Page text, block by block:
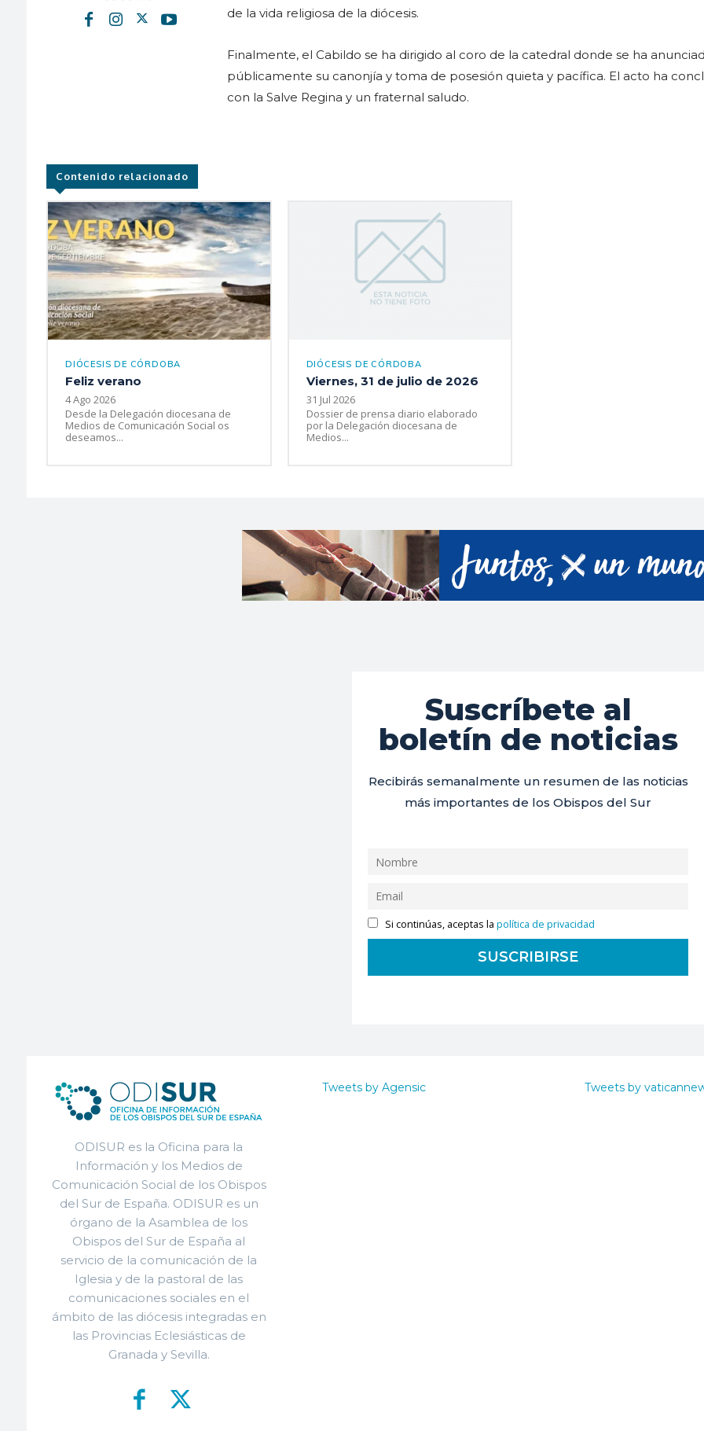
de la vida religiosa de la diócesis.
Finalmente, el Cabildo se ha dirigido al coro de la catedral donde se ha
públicamente su canonjía y toma de posesión quieta y pacífica. El acto ha
con la Salve Regina y un fraternal saludo.
Contenido relacionado
DIÓCESIS DE CÓRDOBA
Feliz verano
4 Ago 2026
Desde la Delegación diocesana de
Medios de Comunicación Social os
deseamos...
DIÓCESIS DE CÓRDOBA
Viernes, 31 de julio de 2026
31 Jul 2026
Dossier de prensa diario elaborado
por la Delegación diocesana de
Medios...
Suscríbete al
boletín de noticias
Recibirás semanalmente un resumen de las noticias
más importantes de los Obispos del Sur
Si continúas, aceptas lapolítica de privacidad
ODISUR es la Oficina para la
Información y los Medios de
Comunicación Social de los Obispos
del Sur de España. ODISUR es un
órgano de la Asamblea de los
Obispos del Sur de España al
servicio de la comunicación de la
Iglesia y de la pastoral de las
comunicaciones sociales en el
ámbito de las diócesis integradas en
las Provincias Eclesiásticas de
Granada y Sevilla.
Tweets by Agensic Tweets by